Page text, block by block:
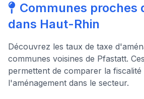
Communes proches
dans Haut-Rhin
Découvrez les taux de taxe
communes voisines de Pfastatt.
permettent de comparer la fiscalité
l'aménagement dans le secteur.